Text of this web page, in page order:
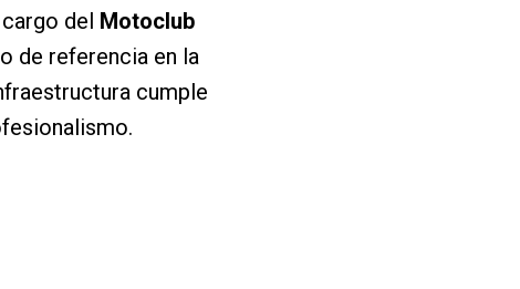
del Motoclub
de referencia en la
cumple